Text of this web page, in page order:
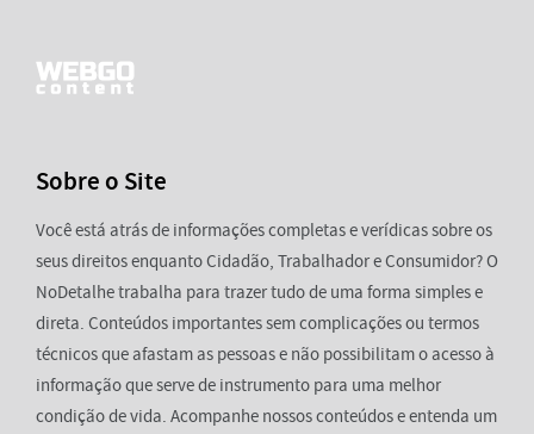
Sobre o Site
Você está atrás de informações completas e verídicas sobre os
seus direitos enquanto Cidadão, Trabalhador e Consumidor? O
NoDetalhe trabalha para trazer tudo de uma forma simples e
direta. Conteúdos importantes sem complicações ou termos
técnicos que afastam as pessoas e não possibilitam o acesso à
informação que serve de instrumento para uma melhor
condição de vida. Acompanhe nossos conteúdos e entenda um